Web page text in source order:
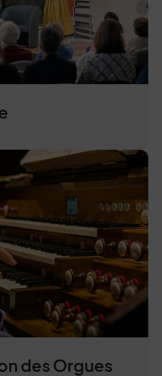
des Orgues